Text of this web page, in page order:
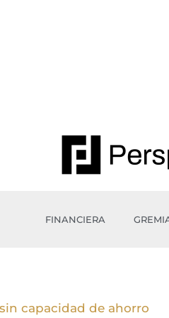
FINANCIERA
capacidad de ahorro